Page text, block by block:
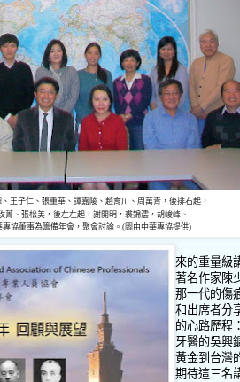
王子仁、張重華、譚嘉陵、趙育川、周萬青，後排右起，
菁、張松美，後左左起，謝開明，裘錦澐，胡峻峰、
專協董事為籌備年會，聚會討論。 (圖由中華專協提供)
來的重量級
著名作家陳
那一代的傷
和出席者分
的心路歷程
牙醫的吳興
黃金到台灣
期待這三名